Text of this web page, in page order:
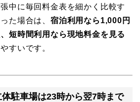
中に毎回料金表を細かく比較す
た場合は、 宿泊利用なら1,000円
短時間利用なら現地料金を見る
すいです。
駐車場は23時から翌7時まで